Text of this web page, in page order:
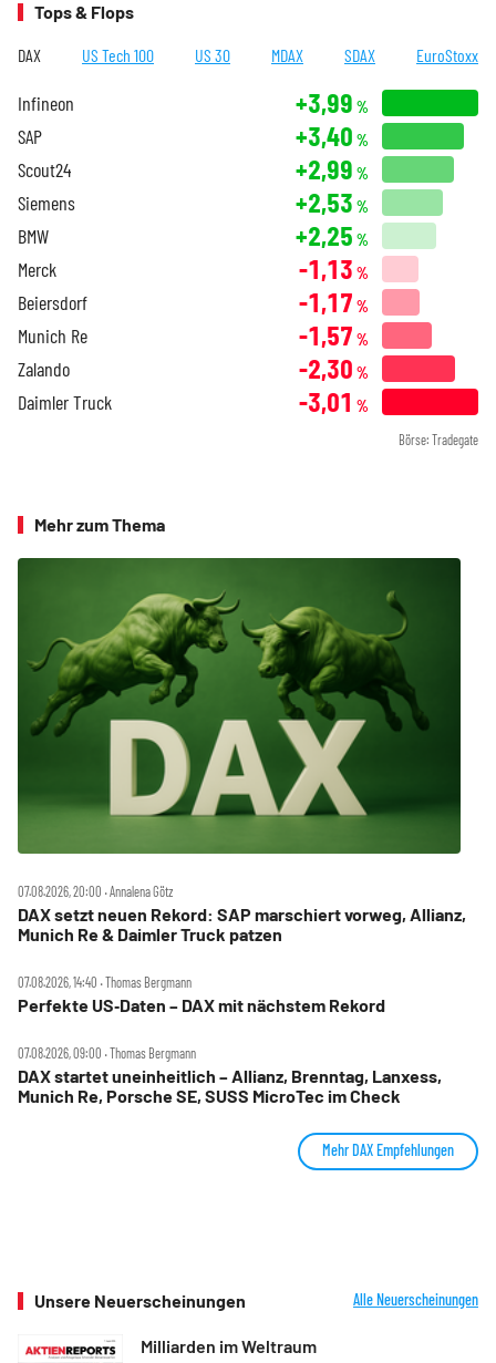
Tops & Flops
DAX US Tech 100 US 30 MDAX SDAX EuroStoxx
Infineon +3,99 %
SAP +3,40 %
Scout24 +2,99 %
Siemens +2,53 %
BMW +2,25 %
Merck -1,13 %
Beiersdorf -1,17 %
Munich Re -1,57 %
Zalando -2,30 %
Daimler Truck -3,01 %
Börse: Tradegate
Mehr zum Thema
07.08.2026, 20:00 ‧ Annalena Götz
DAX setzt neuen Rekord: SAP marschiert vorweg, Allianz,
Munich Re & Daimler Truck patzen
07.08.2026, 14:40 ‧ Thomas Bergmann
Perfekte US‑Daten – DAX mit nächstem Rekord
07.08.2026, 09:00 ‧ Thomas Bergmann
DAX startet uneinheitlich – Allianz, Brenntag, Lanxess,
Munich Re, Porsche SE, SUSS MicroTec im Check
Mehr DAX Empfehlungen
Unsere Neuerscheinungen Alle Neuerscheinungen
Milliarden im Weltraum